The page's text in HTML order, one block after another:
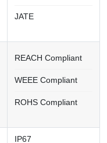
JATE
REACH Compliant
WEEE Compliant
ROHS Compliant
IP67